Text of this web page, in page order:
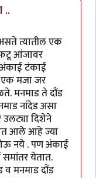
..
त्यातील एक
फटू आंजावर
टंकाई
मजा जर
मनमाड ते दौंड
नांदेड असा
उलट्या दिशेने
आले आहे ज्या
नये . पण अंकाई
समांतर येतात.
व मनमाड दौंड